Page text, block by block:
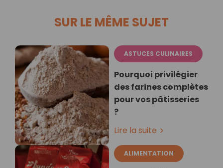
SUR LE MÊME SUJET
ASTUCES CULINAIRES
Pourquoi privilégier
des farines complètes
pour vos pâtisseries
?
Lire la suite
ALIMENTATION